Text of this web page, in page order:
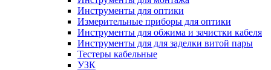
Инструменты для оптики
Измерительные приборы для оптики
Инструменты для обжима и зачистки кабеля
Инструменты для для заделки витой пары
Тестеры кабельные
УЗК